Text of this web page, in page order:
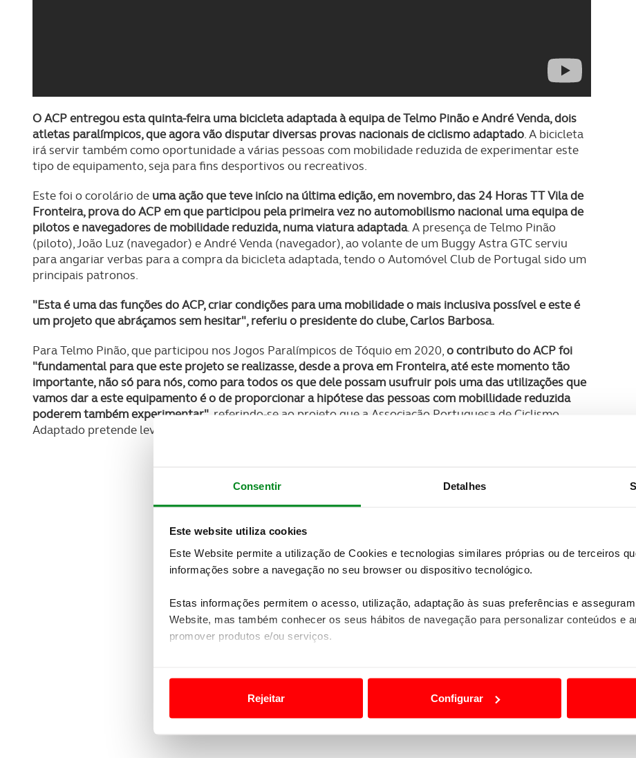
Consentir Detalhes
Este website utiliza cookies
Este Website permite a utilização de Cookies e tecnologias similares próprias ou de terceiros
informações sobre a navegação no seu browser ou dispositivo tecnológico.
Estas informações permitem o acesso, utilização, adaptação às suas preferências e
Website, mas também conhecer os seus hábitos de navegação para personalizar conteúdos e
promover produtos e/ou serviços.
Usamos cookies para melhorar a sua experiência digital, personalizar conteúdos e anúncios,
funcionalidades de redes sociais, bem como para analisar dados de navegação no nosso
Rejeitar Configurar
O ACP entregou esta quinta-feira uma bicicleta adaptada à equipa de Telmo Pinão e André Venda, dois
atletas paralímpicos, que agora vão disputar diversas provas nacionais de ciclismo adaptado. A bicicleta
irá servir também como oportunidade a várias pessoas com mobilidade reduzida de experimentar este
tipo de equipamento, seja para fins desportivos ou recreativos.
Este foi o corolário de uma ação que teve início na última edição, em novembro, das 24 Horas TT Vila de
Fronteira, prova do ACP em que participou pela primeira vez no automobilismo nacional uma equipa de
pilotos e navegadores de mobilidade reduzida, numa viatura adaptada. A presença de Telmo Pinão
(piloto), João Luz (navegador) e André Venda (navegador), ao volante de um Buggy Astra GTC serviu
para angariar verbas para a compra da bicicleta adaptada, tendo o Automóvel Club de Portugal sido um
principais patronos.
"Esta é uma das funções do ACP, criar condições para uma mobilidade o mais inclusiva possível e este é
um projeto que abráçamos sem hesitar", referiu o presidente do clube, Carlos Barbosa.
Para Telmo Pinão, que participou nos Jogos Paralímpicos de Tóquio em 2020,o contributo do ACP foi
"fundamental para que este projeto se realizasse, desde a prova em Fronteira, até este momento tão
importante, não só para nós, como para todos os que dele possam usufruir pois uma das utilizações que
vamos dar a este equipamento é o de proporcionar a hipótese das pessoas com mobillidade reduzida
poderem também experimentar" , referindo-se ao projeto que a Associação Portuguesa de Ciclismo
Adaptado pretende levar a cabo por todo o País.